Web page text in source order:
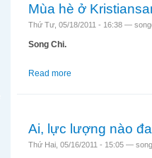
Mùa hè ở
Thứ Tư, 05/18/2011 - 16:38 —
Song Chi.
Read more
Ai, lực lượng nào
Thứ Hai, 05/16/2011 - 15:05 —